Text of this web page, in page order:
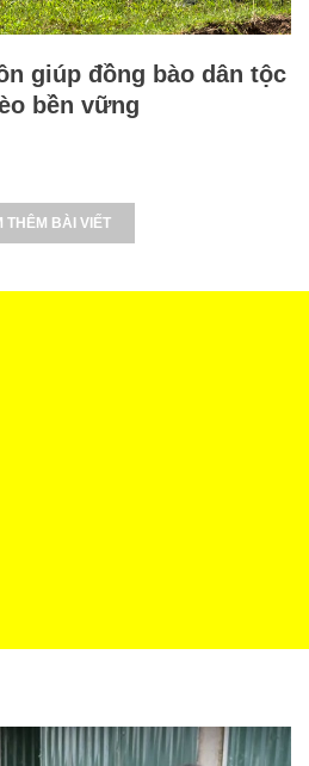
giúp đồng bào dân tộc
bền vững
THÊM BÀI VIẾT